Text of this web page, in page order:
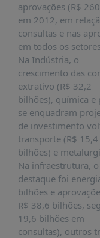
aprovações (R$
em 2012, em
consultas e nas
em todos os
Na Indústria, o
crescimento das
extrativo (R$ 32,2
bilhões), química e
se enquadram
de investimento
transporte (R$ 15,4
bilhões) e
Na infraestrutura, o
destaque foi
bilhões e
R$ 38,6 bilhões,
19,6 bilhões em
consultas), outros